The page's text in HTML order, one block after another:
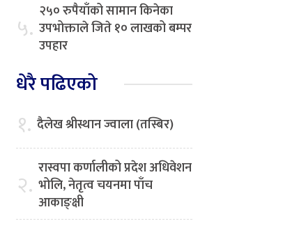
५. २५० रुपैयाँको सामान किनेका
उपभोक्ताले जिते १० लाखको बम्पर
उपहार
धेरै पढिएको
१. दैलेख श्रीस्थान ज्वाला (तस्बिर)
२. रास्वपा कर्णालीको प्रदेश अधिवेशन
भोलि, नेतृत्व चयनमा पाँच
आकाङ्क्षी